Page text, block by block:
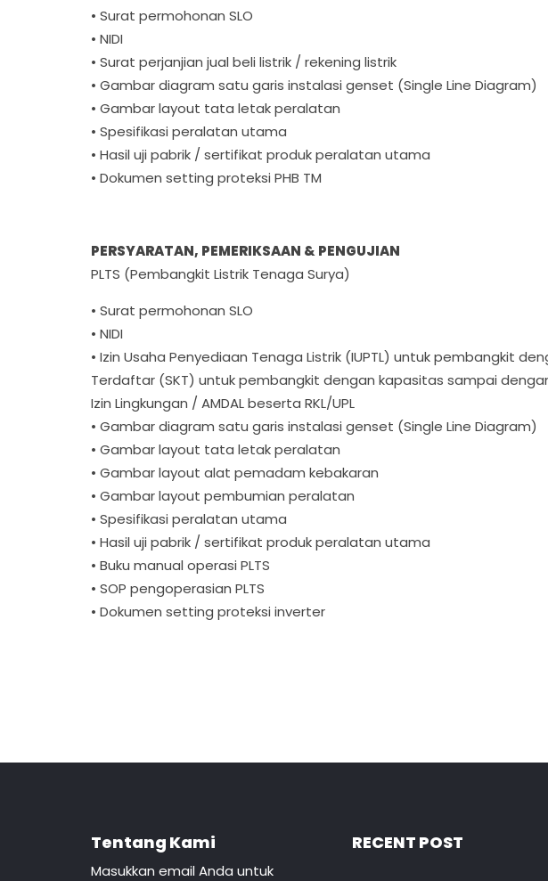
• Surat permohonan SLO
• NIDI
• Surat perjanjian jual beli listrik / rekening listrik
• Gambar diagram satu garis instalasi genset (Single Line Diagram)
• Gambar layout tata letak peralatan
• Spesifikasi peralatan utama
• Hasil uji pabrik / sertifikat produk peralatan utama
• Dokumen setting proteksi PHB TM
PERSYARATAN, PEMERIKSAAN & PENGUJIAN
PLTS (Pembangkit Listrik Tenaga Surya)
• Surat permohonan SLO
• NIDI
• Izin Usaha Penyediaan Tenaga Listrik (IUPTL) untuk pembangkit
Terdaftar (SKT) untuk pembangkit dengan kapasitas sampai
Izin Lingkungan / AMDAL beserta RKL/UPL
• Gambar diagram satu garis instalasi genset (Single Line Diagram)
• Gambar layout tata letak peralatan
• Gambar layout alat pemadam kebakaran
• Gambar layout pembumian peralatan
• Spesifikasi peralatan utama
• Hasil uji pabrik / sertifikat produk peralatan utama
• Buku manual operasi PLTS
• SOP pengoperasian PLTS
• Dokumen setting proteksi inverter
Tentang Kami
Masukkan email Anda untuk
RECENT POST